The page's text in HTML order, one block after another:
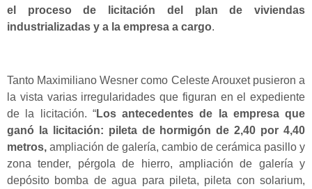
el proceso de licitación del plan de viviendas
industrializadas y a la empresa a cargo.
Tanto Maximiliano Wesner como Celeste Arouxet pusieron a
la vista varias irregularidades que figuran en el expediente
de la licitación. “Los antecedentes de la empresa que
ganó la licitación: pileta de hormigón de 2,40 por 4,40
metros, ampliación de galería, cambio de cerámica pasillo y
zona tender, pérgola de hierro, ampliación de galería y
depósito bomba de agua para pileta, pileta con solarium,